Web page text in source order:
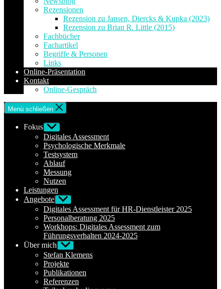
Rezensionen
Rezension zu Jansen, Diercks & Kupka (2023)
Rezension zu Brian R. Little (2015)
Fachbücher
Fachartikel
Begriffe & Personen
Links
Online-Präsentation
Kontakt
Online-Gespräch
Menü schließen
Fokus Untermenü
anzeigen
Digitales Assessment
Psychologische Merkmale
Testsystem
Ablauf
Messung
Nutzen
Leistungen
Angebote Untermenü
anzeigen
Digitales Assessment für HR-Dienstleister 2025
Personalberatung 2025
Workhops: Digitales Assessment zum
Führungsverhalten 2024-2025
Über mich Untermenü
anzeigen
Stefan Klemens
Projekte
Publikationen
Referenzen